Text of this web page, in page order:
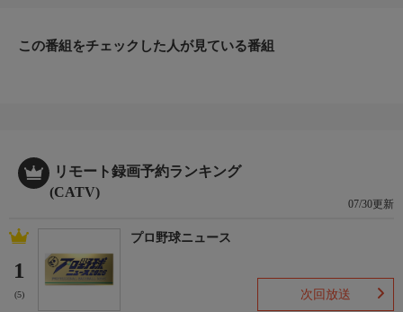
＊ライブ放送につき、番組および商品内容に変更が生じる場合も
この番組をチェックした人が見ている番組
リモート録画予約ランキング
(CATV)
07/30更新
1
(5)
プロ野球ニュース
次回放送